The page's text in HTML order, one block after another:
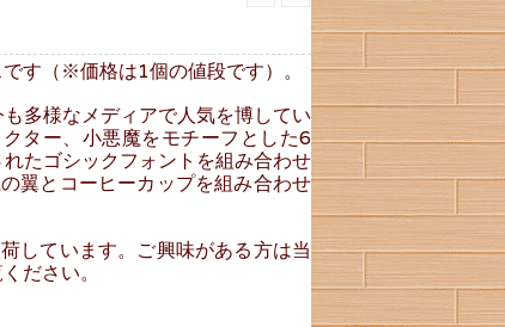
す（※価格は1個の値段です）。
多様なメディアで人気を博してい
ター、小悪魔をモチーフとした6
たゴシックフォントを組み合わせ
翼とコーヒーカップを組み合わせ
しています。ご興味がある方は当
ださい。